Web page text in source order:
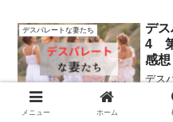
設備
ない
デスパレートな妻たち
デ
4
感想
デス
か
ハロ
集
メニュー ホーム